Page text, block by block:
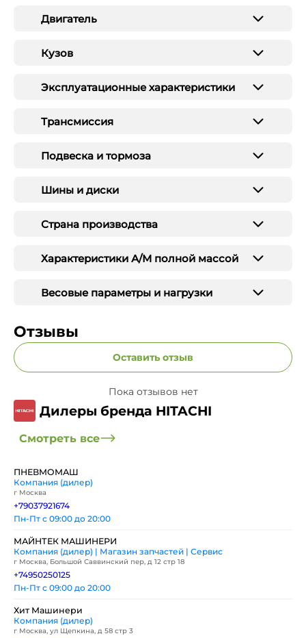
Двигатель
Кузов
Эксплуатационные характеристики
Трансмиссия
Подвеска и тормоза
Шины и диски
Страна производства
Характеристики А/М полной массой
Весовые параметры и нагрузки
Отзывы
Оставить отзыв
Пока отзывов нет
Дилеры бренда HITACHI
Смотреть все
ПНЕВМОМАШ
Компания (дилер)
г Москва
+79037921674
Пн-Пт с 09:00 до 20:00
МАЙНТЕК МАШИНЕРИ
Компания (дилер) | Магазин запчастей | Сервис
г Москва, Большой Саввинский пер, д 12 стр 18
+74950250125
Пн-Пт с 09:00 до 20:00
Хит Машинери
Компания (дилер)
г Москва, ул Щепкина, д 58 стр 3